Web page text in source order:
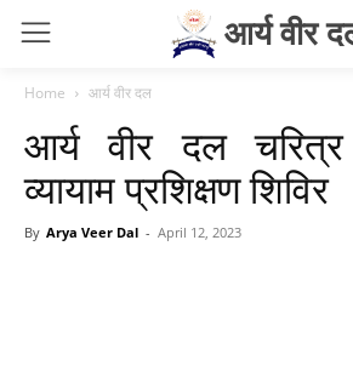
आर्य वीर
Home आर्य वीर दल
आर्य वीर दल चरित्र
व्यायाम प्रशिक्षण शिविर
By Arya Veer Dal - April 12, 2023